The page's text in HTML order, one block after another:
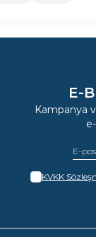
E-
Kampanya
KVKK